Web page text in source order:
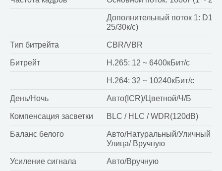
Дополнительный поток 1: D1(1
25/30к/с)
Тип битрейта CBR/VBR
Битрейт H.265: 12 ~ 6400кБит/с
H.264: 32 ~ 10240кБит/с
День/Ночь Авто(ICR)/Цветной/Ч/Б
Компенсация засветки BLC / HLC / WDR(120dB)
Баланс белого
Авто/Натуральный/Уличный
Улица/ Вручную
Усиление сигнала Авто/Вручную